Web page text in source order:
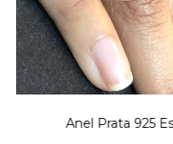
Anel Prata 925